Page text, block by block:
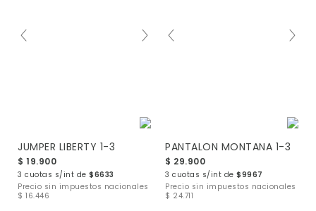
JUMPER LIBERTY 1-3
$ 19.900
3 cuotas s/int de $6633
Precio sin impuestos nacionales
$ 16.446
PANTALON MONTANA 1-3
$ 29.900
3 cuotas s/int de $9967
Precio sin impuestos nacionales
$ 24.711